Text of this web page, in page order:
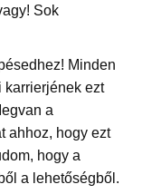
Sok
Minden
karrierjének ezt
a
ahhoz, hogy ezt
hogy a
a lehetőségből.